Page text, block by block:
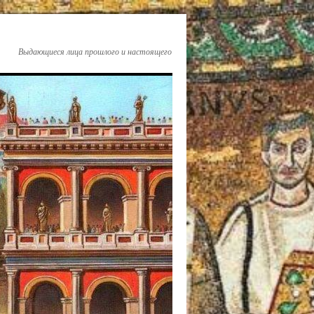
Выдающиеся лица прошлого и настоящего